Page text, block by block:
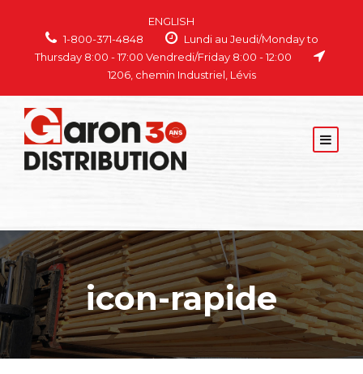
ENGLISH
1-800-371-4848
Lundi au Jeudi/Monday to
Thursday 8:00 - 17:00 Vendredi/Friday 8:00 - 12:00
1206, chemin Industriel, Lévis
icon-rapide